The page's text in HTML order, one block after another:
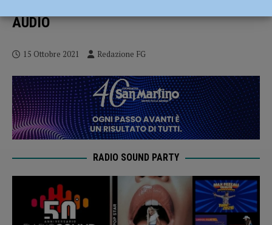
AUDIO
15 Ottobre 2021 Redazione FG
RADIO SOUND PARTY